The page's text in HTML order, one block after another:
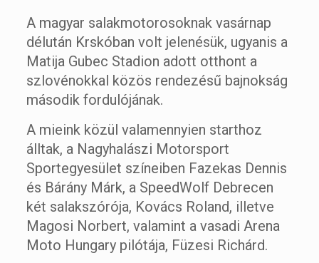
A magyar salakmotorosoknak vasárnap
délután Krskóban volt jelenésük, ugyanis a
Matija Gubec Stadion adott otthont a
szlovénokkal közös rendezésű bajnokság
második fordulójának.
A mieink közül valamennyien starthoz
álltak, a Nagyhalászi Motorsport
Sportegyesület színeiben Fazekas Dennis
és Bárány Márk, a SpeedWolf Debrecen
két salakszórója, Kovács Roland, illetve
Magosi Norbert, valamint a vasadi Arena
Moto Hungary pilótája, Füzesi Richárd.